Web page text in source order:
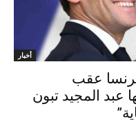
أخبار
عقب
المجيد تبون